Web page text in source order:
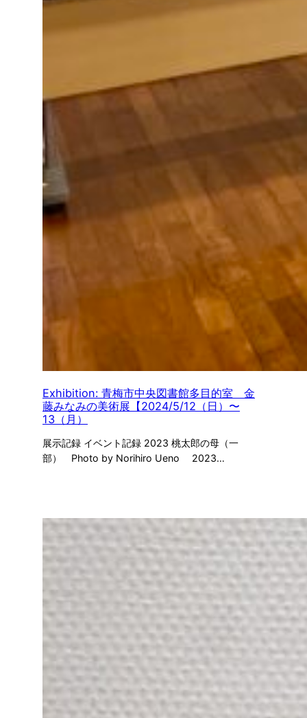
Exhibition: 青梅市中央図書館多目的室 金
藤みなみの美術展【2024/5/12（日）〜
13（月）
展示記録 イベント記録 2023 桃太郎の母（一
部） Photo by Norihiro Ueno 2023…